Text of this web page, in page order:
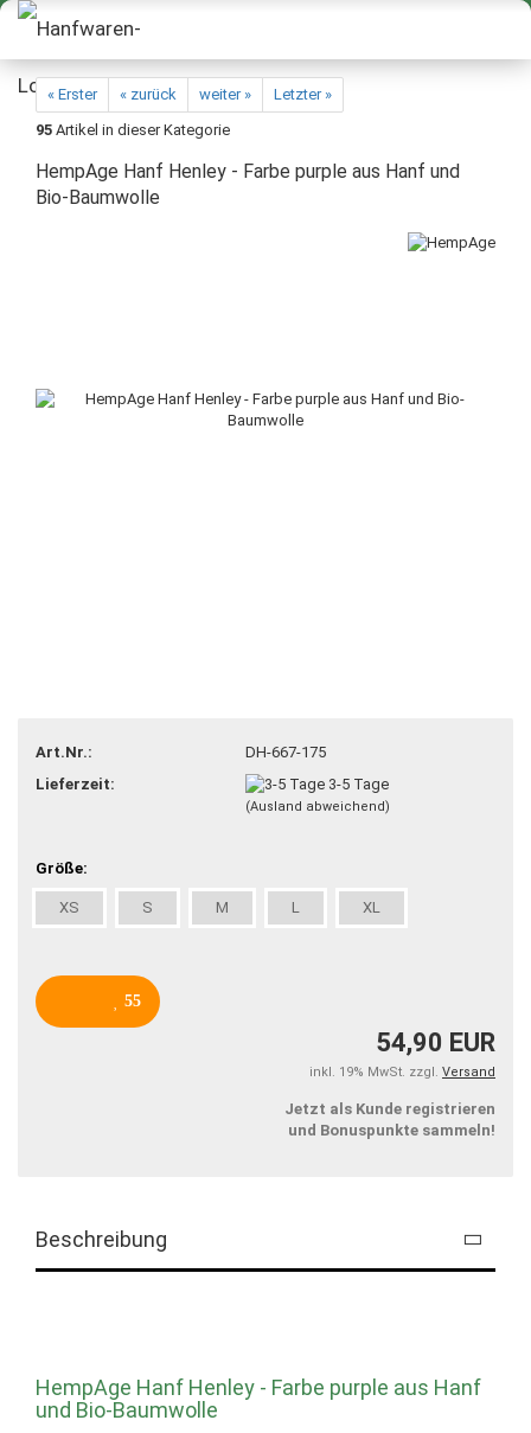
« Erster « zurück weiter »
Letzter »
95 Artikel in dieser Kategorie
HempAge Hanf Henley - Farbe purple aus Hanf und
Bio-Baumwolle
Art.Nr.:
DH-667-175
Lieferzeit:
3-5 Tage
(Ausland abweichend)
Größe:
XS S M L XL
55
54,90 EUR
inkl. 19% MwSt. zzgl. Versand
Jetzt als Kunde registrieren
und Bonuspunkte sammeln!
Beschreibung
HempAge Hanf Henley - Farbe purple aus Hanf
und Bio-Baumwolle